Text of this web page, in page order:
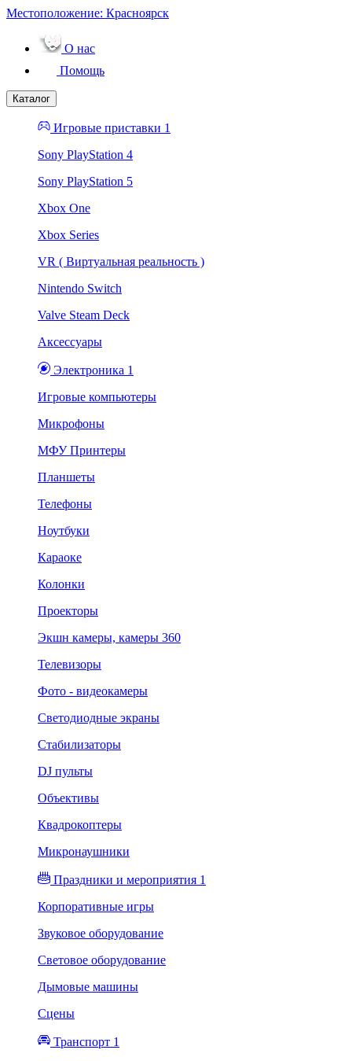
Местоположение: Красноярск
О нас
Помощь
Каталог
Игровые приставки 1
Sony PlayStation 4
Sony PlayStation 5
Xbox One
Xbox Series
VR ( Виртуальная реальность )
Nintendo Switch
Valve Steam Deck
Аксессуары
Электроника 1
Игровые компьютеры
Микрофоны
МФУ Принтеры
Планшеты
Телефоны
Ноутбуки
Караоке
Колонки
Проекторы
Экшн камеры, камеры 360
Телевизоры
Фото - видеокамеры
Светодиодные экраны
Стабилизаторы
DJ пульты
Объективы
Квадрокоптеры
Микронаушники
Праздники и мероприятия 1
Корпоративные игры
Звуковое оборудование
Световое оборудование
Дымовые машины
Сцены
Транспорт 1